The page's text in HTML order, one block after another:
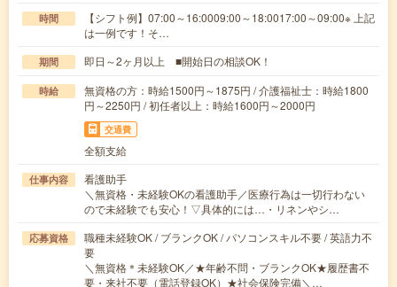
時間
【シフト例】07:00～16:0009:00～18:0017:00～09:00※ 上記
は一例です！そ…
期間 即日～2ヶ月以上 ■開始日の相談OK！
時給
無資格の方：時給1500円～1875円 / 介護福祉士：時給1800
円～2250円 / 初任者以上：時給1600円～2000円
交通費
全額支給
仕事内容
看護助手
＼無資格・未経験OKの看護助手／医療行為は一切行わない
ので未経験でも安心！▽具体的には…・リネンやシ…
応募資格
職種未経験OK / ブランクOK / パソコンスキル不要 / 英語力不
要
＼無資格＊未経験OK／★年齢不問・ブランクOK★履歴書不
要・来社不要（電話登録OK）★社会保険完備＼…